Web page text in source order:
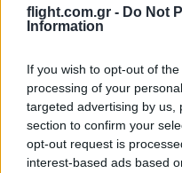
flight.com.gr - Do Not
Information
If you wish to opt-out of
processing of your
targeted advertising by us,
section to confirm your
opt-out request is
interest-based ads based
ιστότοπος διατηρεί το
οποία εκφράζουν μόνο το